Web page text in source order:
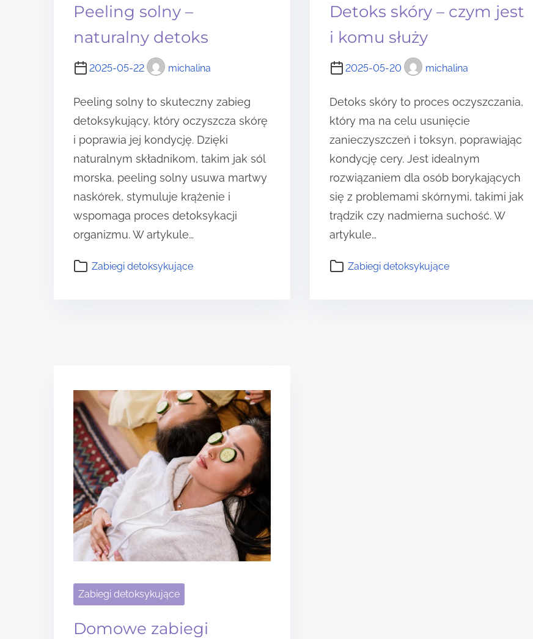
Peeling solny –
naturalny detoks
2025-05-22 michalina
Peeling solny to skuteczny zabieg
detoksykujący, który oczyszcza skórę
i poprawia jej kondycję. Dzięki
naturalnym składnikom, takim jak sól
morska, peeling solny usuwa martwy
naskórek, stymuluje krążenie i
wspomaga proces detoksykacji
organizmu. W artykule…
Zabiegi detoksykujące
Detoks skóry – czym jest
i komu służy
2025-05-20 michalina
Detoks skóry to proces oczyszczania,
który ma na celu usunięcie
zanieczyszczeń i toksyn, poprawiając
kondycję cery. Jest idealnym
rozwiązaniem dla osób borykających
się z problemami skórnymi, takimi jak
trądzik czy nadmierna suchość. W
artykule…
Zabiegi detoksykujące
Zabiegi detoksykujące
Domowe zabiegi